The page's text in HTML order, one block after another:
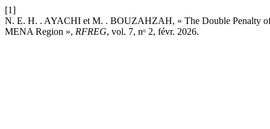
[1]
N. E. H. . AYACHI et M. . BOUZAHZAH, « The Double Penalty
MENA Region », RFREG, vol. 7, nᵒ 2, févr. 2026.